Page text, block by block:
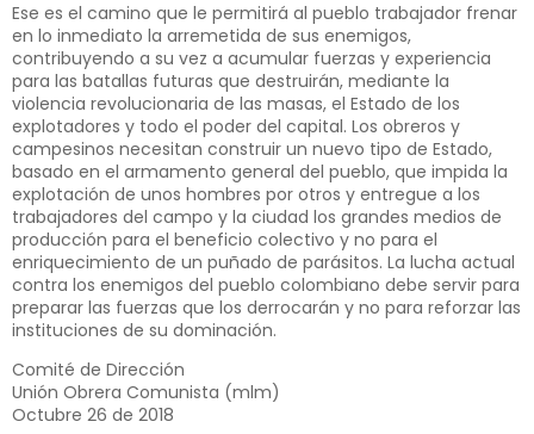
Ese es el camino que le permitirá al pueblo trabajador frenar
en lo inmediato la arremetida de sus enemigos,
contribuyendo a su vez a acumular fuerzas y experiencia
para las batallas futuras que destruirán, mediante la
violencia revolucionaria de las masas, el Estado de los
explotadores y todo el poder del capital. Los obreros y
campesinos necesitan construir un nuevo tipo de Estado,
basado en el armamento general del pueblo, que impida la
explotación de unos hombres por otros y entregue a los
trabajadores del campo y la ciudad los grandes medios de
producción para el beneficio colectivo y no para el
enriquecimiento de un puñado de parásitos. La lucha actual
contra los enemigos del pueblo colombiano debe servir para
preparar las fuerzas que los derrocarán y no para reforzar las
instituciones de su dominación.
Comité de Dirección
Unión Obrera Comunista (mlm)
Octubre 26 de 2018